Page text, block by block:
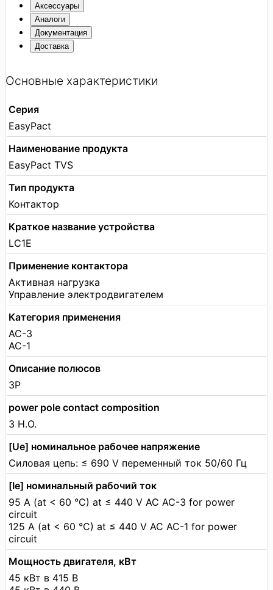
Аксессуары
Аналоги
Документация
Доставка
Основные характеристики
Серия
EasyPact
Наименование продукта
EasyPact TVS
Тип продукта
Контактор
Краткое название устройства
LC1E
Применение контактора
Активная нагрузка
Управление электродвигателем
Категория применения
AC-3
AC-1
Описание полюсов
3P
power pole contact composition
3 Н.О.
[Ue] номинальное рабочее напряжение
Силовая цепь: ≤ 690 V переменный ток 50/60 Гц
[Ie] номинальный рабочий ток
95 A (at < 60 °C) at ≤ 440 V AC AC-3 for power
circuit
125 A (at < 60 °C) at ≤ 440 V AC AC-1 for power
circuit
Мощность двигателя, кВт
45 кВт в 415 В